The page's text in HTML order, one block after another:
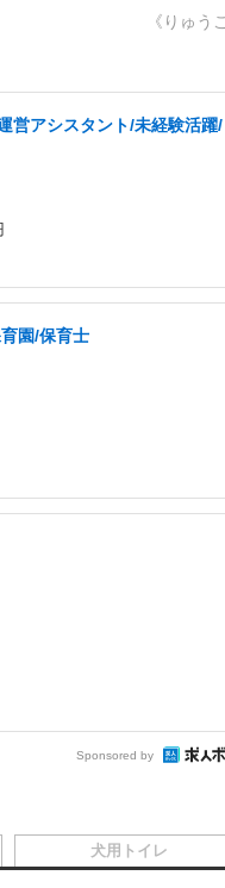
《りゅう
営アシスタント/未経験活躍/
園/保育士
Sponsored by
犬用トイレ